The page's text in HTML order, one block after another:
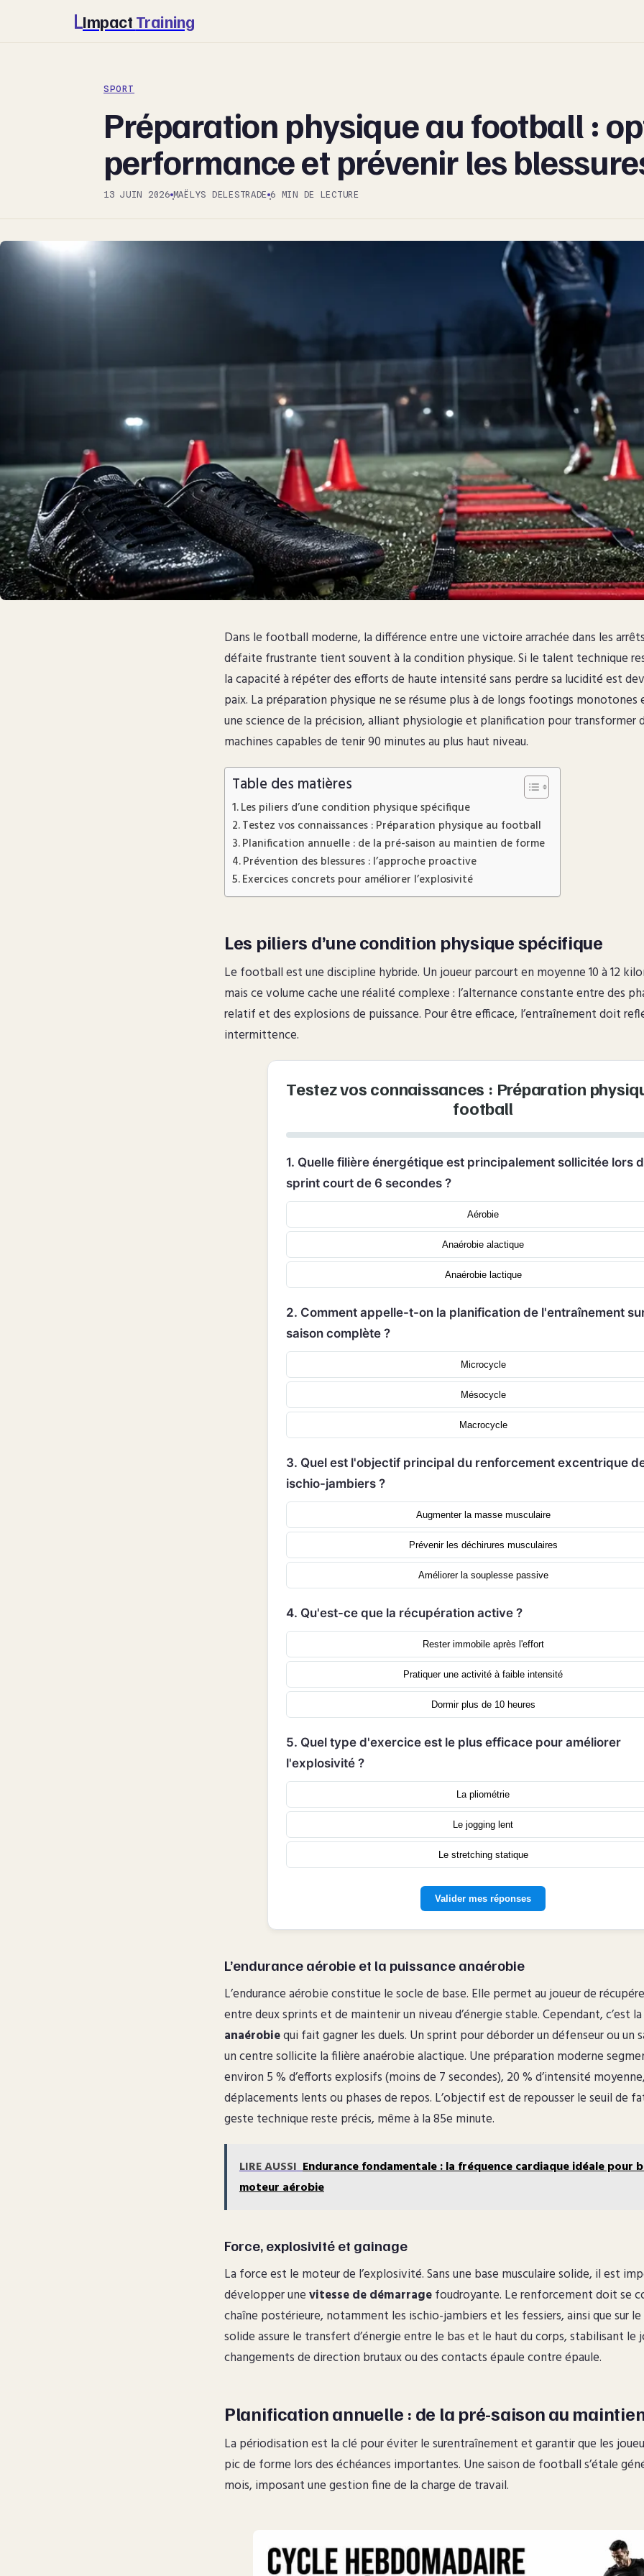
Impact Training
SPORT
Préparation physique au football :
performance et prévenir les
13 JUIN 2026·MAËLYS DELESTRADE·6 MIN DE LECTURE
Dans le football moderne, la différence entre une victoire arrachée dans les
défaite frustrante tient souvent à la condition physique. Si le talent technique
la capacité à répéter des efforts de haute intensité sans perdre sa lucidité est
paix. La préparation physique ne se résume plus à de longs footings
une science de la précision, alliant physiologie et planification pour transformer
machines capables de tenir 90 minutes au plus haut niveau.
Table des matières
Les piliers d’une condition physique spécifique
Testez vos connaissances : Préparation physique au football
Planification annuelle : de la pré-saison au maintien de forme
Prévention des blessures : l’approche proactive
Exercices concrets pour améliorer l’explosivité
Les piliers d’une condition physique spécifique
Le football est une discipline hybride. Un joueur parcourt en moyenne 10 à 12
mais ce volume cache une réalité complexe : l’alternance constante entre des
relatif et des explosions de puissance. Pour être efficace, l’entraînement doit
intermittence.
Testez vos connaissances : Préparation
football
1. Quelle filière énergétique est principalement sollicitée lors
sprint court de 6 secondes ?
Aérobie
Anaérobie alactique
Anaérobie lactique
2. Comment appelle-t-on la planification de l'entraînement
saison complète ?
Microcycle
Mésocycle
Macrocycle
3. Quel est l'objectif principal du renforcement excentrique
ischio-jambiers ?
Augmenter la masse musculaire
Prévenir les déchirures musculaires
Améliorer la souplesse passive
4. Qu'est-ce que la récupération active ?
Rester immobile après l'effort
Pratiquer une activité à faible intensité
Dormir plus de 10 heures
5. Quel type d'exercice est le plus efficace pour améliorer
l'explosivité ?
La pliométrie
Le jogging lent
Le stretching statique
Valider mes réponses
L’endurance aérobie et la puissance anaérobie
L’endurance aérobie constitue le socle de base. Elle permet au joueur de
entre deux sprints et de maintenir un niveau d’énergie stable. Cependant, c’est la
anaérobiequi fait gagner les duels. Un sprint pour déborder un défenseur ou un
un centre sollicite la filière anaérobie alactique. Une préparation moderne
environ 5 % d’efforts explosifs (moins de 7 secondes), 20 % d’intensité
déplacements lents ou phases de repos. L’objectif est de repousser le seuil de
geste technique reste précis, même à la 85e minute.
LIRE AUSSI Endurance fondamentale : la fréquence cardiaque idéale pour
moteur aérobie
Force, explosivité et gainage
La force est le moteur de l’explosivité. Sans une base musculaire solide, il est
développer unevitesse de démarragefoudroyante. Le renforcement doit se
chaîne postérieure, notamment les ischio-jambiers et les fessiers, ainsi que sur
solide assure le transfert d’énergie entre le bas et le haut du corps, stabilisant le
changements de direction brutaux ou des contacts épaule contre épaule.
Planification annuelle : de la pré-saison au
La périodisation est la clé pour éviter le surentraînement et garantir que les
pic de forme lors des échéances importantes. Une saison de football s’étale
mois, imposant une gestion fine de la charge de travail.